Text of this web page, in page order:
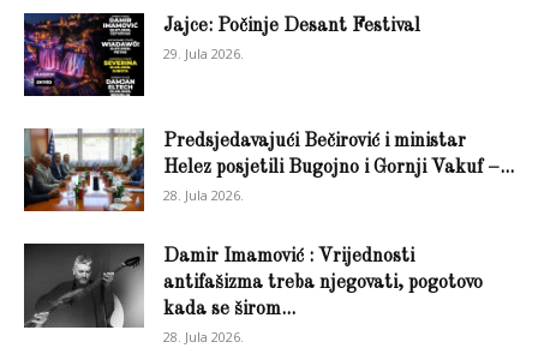
Jajce: Počinje Desant Festival
29. Jula 2026.
Predsjedavajući Bečirović i ministar
Helez posjetili Bugojno i Gornji Vakuf –...
28. Jula 2026.
Damir Imamović : Vrijednosti
antifašizma treba njegovati, pogotovo
kada se širom...
28. Jula 2026.